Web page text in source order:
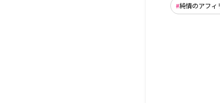
純情のアフィ